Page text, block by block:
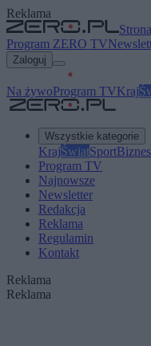
Reklama
Program ZERO TV
Zaloguj
Na żywoProgram TVKraj
Wszystkie kategorie
KrajŚwiatSportBiznes
Program TV
Najnowsze
Newsletter
Redakcja
Reklama
Regulamin
Kontakt
Reklama
Reklama